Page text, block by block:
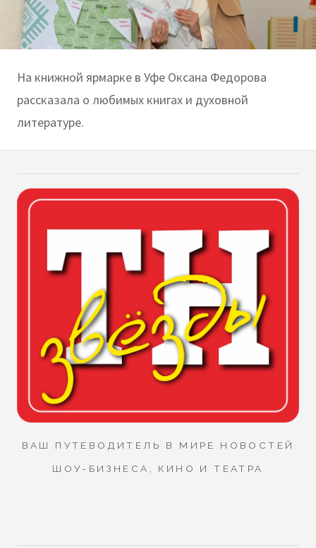
На книжной ярмарке в Уфе Оксана Федорова
рассказала о любимых книгах и духовной
литературе.
ВАШ ПУТЕВОДИТЕЛЬ В МИРЕ НОВОСТЕЙ
ШОУ-БИЗНЕСА, КИНО И ТЕАТРА